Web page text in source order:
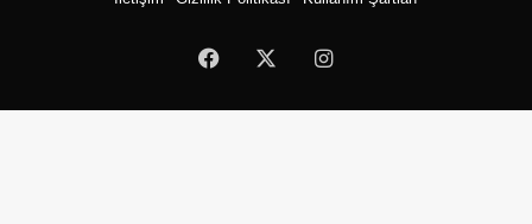
Facebook Instagram